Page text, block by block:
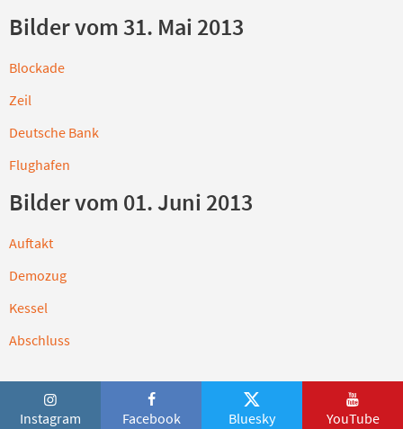
Bilder vom 31. Mai 2013
Blockade
Zeil
Deutsche Bank
Flughafen
Bilder vom 01. Juni 2013
Auftakt
Demozug
Kessel
Abschluss
Instagram Facebook Bluesky YouTube